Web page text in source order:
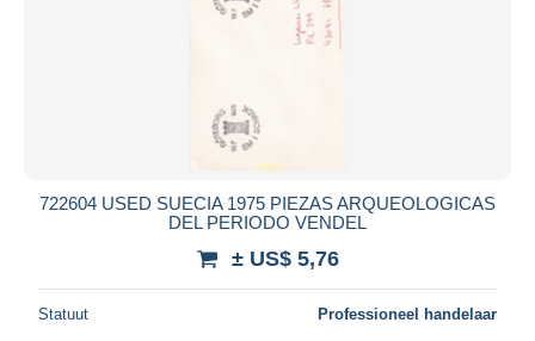
722604 USED SUECIA 1975 PIEZAS ARQUEOLOGICAS
DEL PERIODO VENDEL
± US$ 5,76
Statuut Professioneel handelaar